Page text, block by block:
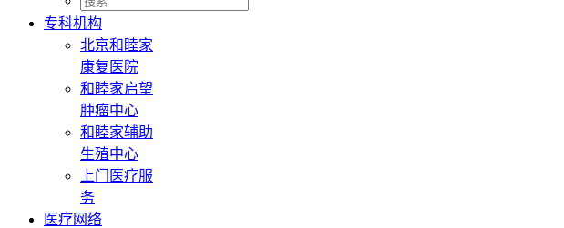
专科机构
北京和睦家
康复医院
和睦家启望
肿瘤中心
和睦家辅助
生殖中心
上门医疗服
务
医疗网络